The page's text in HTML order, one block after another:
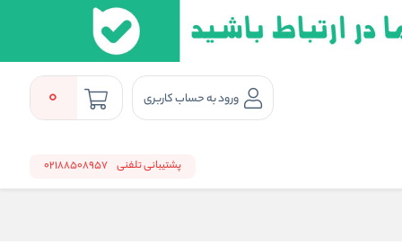
ورود به حساب کاربری 0
پشتیبانی تلفنی 02188508957